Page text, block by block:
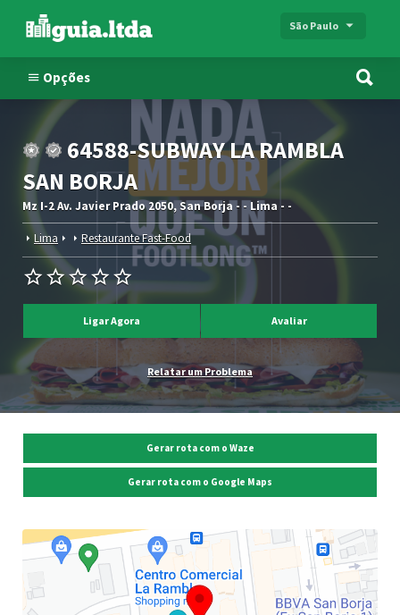
São Paulo
Opções
64588-SUBWAY LA RAMBLA
SAN BORJA
Mz I-2 Av. Javier Prado 2050, San Borja - - Lima - -
Lima Restaurante Fast-Food
Ligar Agora Avaliar
Relatar um Problema
Gerar rota com o Waze
Gerar rota com o Google Maps